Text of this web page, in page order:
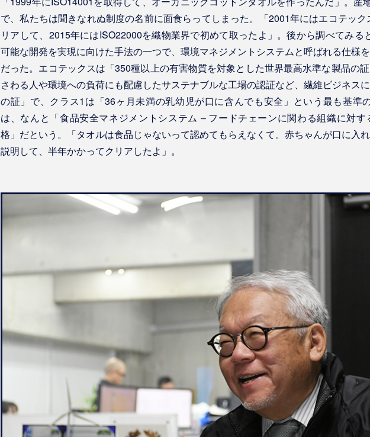
で、私たちは聞きなれぬ制度の名前に面食らってしまった。「2001年にはエコテッ
リアして、2015年にはISO22000を織物業界で初めて取ったよ」。後から調べてみる
可能な開発を実現に向けた手法の一つで、環境マネジメントシステムと呼ばれる仕様
だった。エコテックスは「350種以上の有害物質を対象とした世界最高水準な製品の
さわる人や環境への負荷にも配慮したサステナブルな工場の認証など、繊維ビジネス
の証」で、クラス1は「36ヶ月未満の乳幼児が口に含んでも安全」という最も基準
は、なんと「食品安全マネジメントシステム – フードチェーンに関わる組織に対
格」だという。「タオルは食品じゃないって認めてもらえなくて。赤ちゃんが口に入
説明して、半年かかってクリアしたよ」。